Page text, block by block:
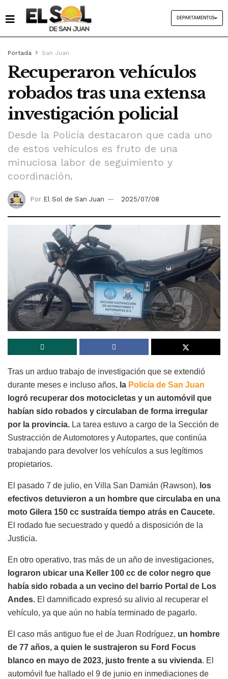
DEPARTAMENTOS
Portada San Juan
Recuperaron vehículos
robados tras una extensa
investigación policial
Desde la Policía destacaron que cada uno
de estos vehículos es fruto de una
minuciosa labor de seguimiento y
coordinación.
Por El Sol de San Juan 2025/07/08
Tras un arduo trabajo de investigación que se extendió
durante meses e incluso años, la Policía de San Juan
logró recuperar dos motocicletas y un automóvil que
habían sido robados y circulaban de forma irregular
por la provincia. La tarea estuvo a cargo de la Sección de
Sustracción de Automotores y Autopartes, que continúa
trabajando para devolver los vehículos a sus legítimos
propietarios.
El pasado 7 de julio, en Villa San Damián (Rawson), los
efectivos detuvieron a un hombre que circulaba en una
moto Gilera 150 cc sustraída tiempo atrás en Caucete.
El rodado fue secuestrado y quedó a disposición de la
Justicia.
En otro operativo, tras más de un año de investigaciones,
lograron ubicar una Keller 100 cc de color negro que
había sido robada a un vecino del barrio Portal de Los
Andes. El damnificado expresó su alivio al recuperar el
vehículo, ya que aún no había terminado de pagarlo.
El caso más antiguo fue el de Juan Rodríguez, un hombre
de 77 años, a quien le sustrajeron su Ford Focus
blanco en mayo de 2023, justo frente a su vivienda. El
automóvil fue hallado el 9 de junio en inmediaciones de